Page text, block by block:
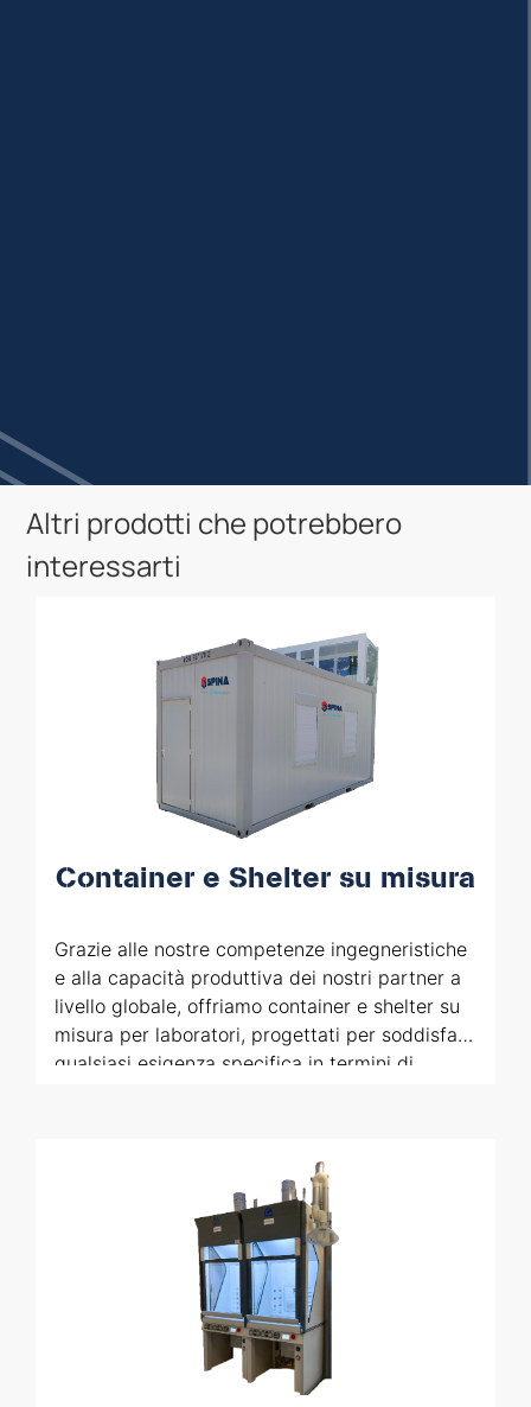
Altri prodotti che potrebbero
interessarti
Container e Shelter su misura
Grazie alle nostre competenze ingegneristiche
e alla capacità produttiva dei nostri partner a
livello globale, offriamo container e shelter su
misura per laboratori, progettati per soddisfare
qualsiasi esigenza specifica in termini di